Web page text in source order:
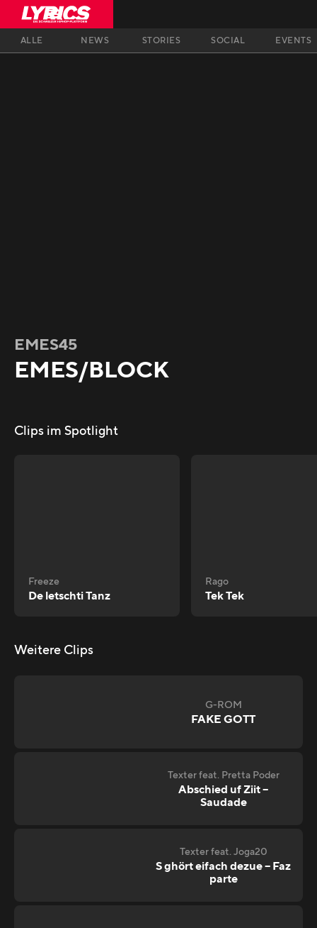
ALLE NEWS STORIES SOCIAL EVENTS
EMES45
EMES/BLOCK
Clips im Spotlight
Freeze
De letschti Tanz
Rago
Tek Tek
Weitere Clips
G-ROM
FAKE GOTT
Texter feat. Pretta Poder
Abschied uf Ziit –
Saudade
Texter feat. Joga20
S ghört eifach dezue – Faz
parte